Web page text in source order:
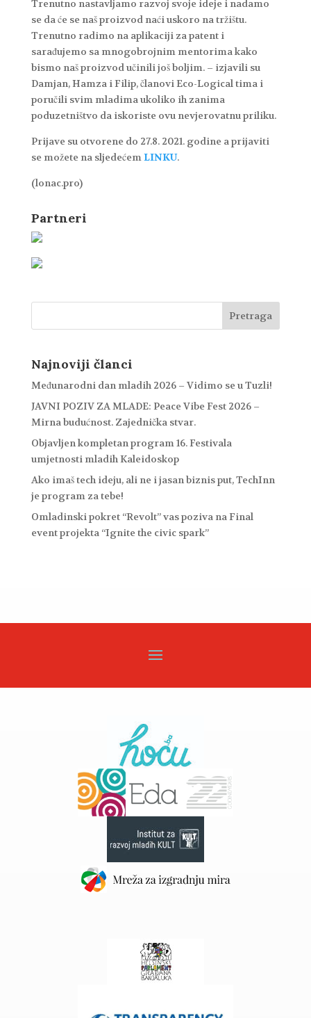
Trenutno nastavljamo razvoj svoje ideje i nadamo
se da će se naš proizvod naći uskoro na tržištu.
Trenutno radimo na aplikaciji za patent i
sarađujemo sa mnogobrojnim mentorima kako
bismo naš proizvod učinili još boljim. – izjavili su
Damjan, Hamza i Filip, članovi Eco-Logical tima i
poručili svim mladima ukoliko ih zanima
poduzetništvo da iskoriste ovu nevjerovatnu priliku.
Prijave su otvorene do 27.8. 2021. godine a prijaviti
se možete na sljedećem LINKU.
(lonac.pro)
Partneri
Najnoviji članci
Međunarodni dan mladih 2026 – Vidimo se u Tuzli!
JAVNI POZIV ZA MLADE: Peace Vibe Fest 2026 –
Mirna budućnost. Zajednička stvar.
Objavljen kompletan program 16. Festivala
umjetnosti mladih Kaleidoskop
Ako imaš tech ideju, ali ne i jasan biznis put, TechInn
je program za tebe!
Omladinski pokret “Revolt” vas poziva na Final
event projekta “Ignite the civic spark”